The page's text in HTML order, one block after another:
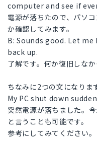
computer and see if
電源が落ちたので、パソ
か確認してみます。
B: Sounds good. Let
back up.
了解です。何か復旧しなか
ちなみに2つの文になりま
My PC shut down
突然電源が落ちました。今
と言うことも可能です。
参考にしてみてください。